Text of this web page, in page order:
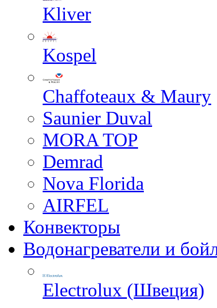
Kliver
Kospel
Chaffoteaux & Maury
Saunier Duval
MORA TOP
Demrad
Nova Florida
AIRFEL
Конвекторы
Водонагреватели и
Electrolux (Швеция)